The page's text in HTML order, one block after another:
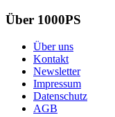
Über 1000PS
Über uns
Kontakt
Newsletter
Impressum
Datenschutz
AGB